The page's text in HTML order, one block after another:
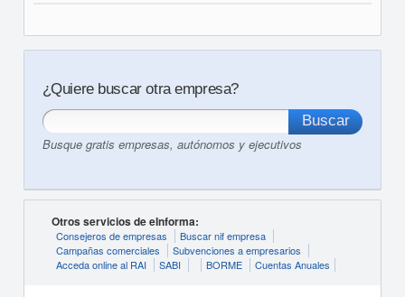
¿Quiere buscar otra empresa?
Busque gratis empresas, autónomos y ejecutivos
Otros servicios de eInforma:
Consejeros de empresas
Buscar nif empresa
Campañas comerciales
Subvenciones a empresarios
Acceda online al RAI
SABI BORME Cuentas Anuales